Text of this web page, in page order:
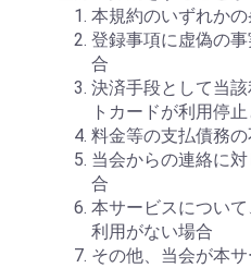
本規約のいずれか
登録事項に虚偽の
合
決済手段として当
トカードが利用停
料金等の支払債務
当会からの連絡に
合
本サービスについ
利用がない場合
その他、当会が本